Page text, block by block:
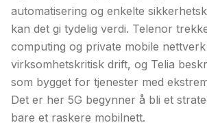
automatisering og enkelte
kan det gi tydelig verdi. Telenor
computing og private mobile
virksomhetskritisk drift, og Telia
som bygget for tjenester med
Det er her 5G begynner å bli et
bare et raskere mobilnett.